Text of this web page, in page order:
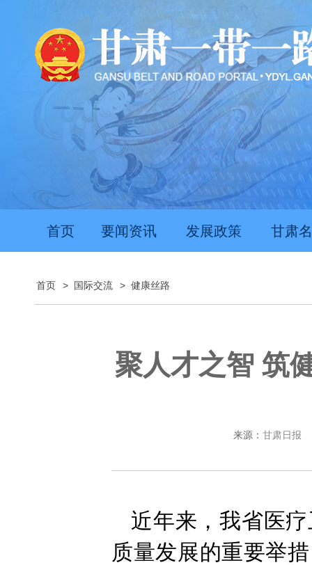
首页 要闻资讯 发展政策 甘肃
首页 > 国际交流 > 健康丝路
聚人才之智 筑
来源： 甘肃日报
近年来，我省医
质量发展的重要举